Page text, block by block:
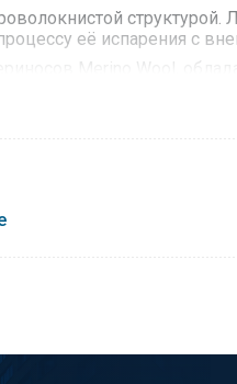
её испарения с
Merino Wool,